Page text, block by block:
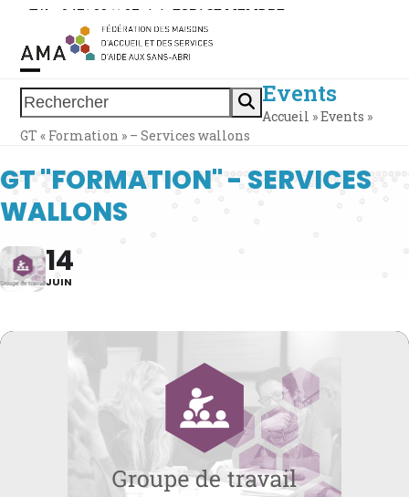
Skip
content
Tél. : 0471 38 11 37 | | ESPACE MEMBRE
Rechercher
Open
mobile
Close
mobile
Events
Accueil »Events »
GT « Formation » – Services wallons
GT "FORMATION" - SERVICES
WALLONS
14
JUIN